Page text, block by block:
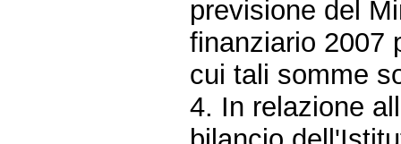
previsione del
finanziario 2007
cui tali somme
4. In relazione